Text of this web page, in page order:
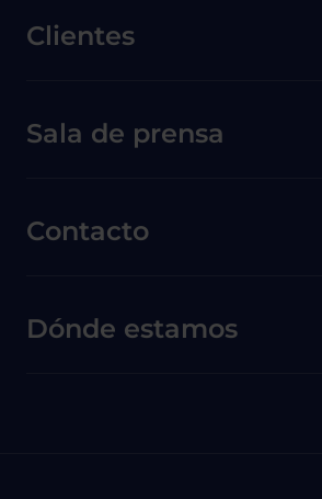
Clientes
Menú secundario de pie de página
Sala de prensa
Contacto
Dónde estamos